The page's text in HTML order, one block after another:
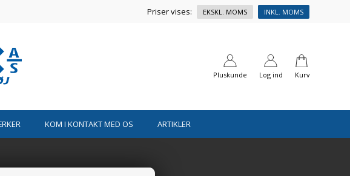
Priser vises: EKSKL. MOMS INKL. MOMS
Pluskunde Log ind Kurv
KOM I KONTAKT MED OS ARTIKLER